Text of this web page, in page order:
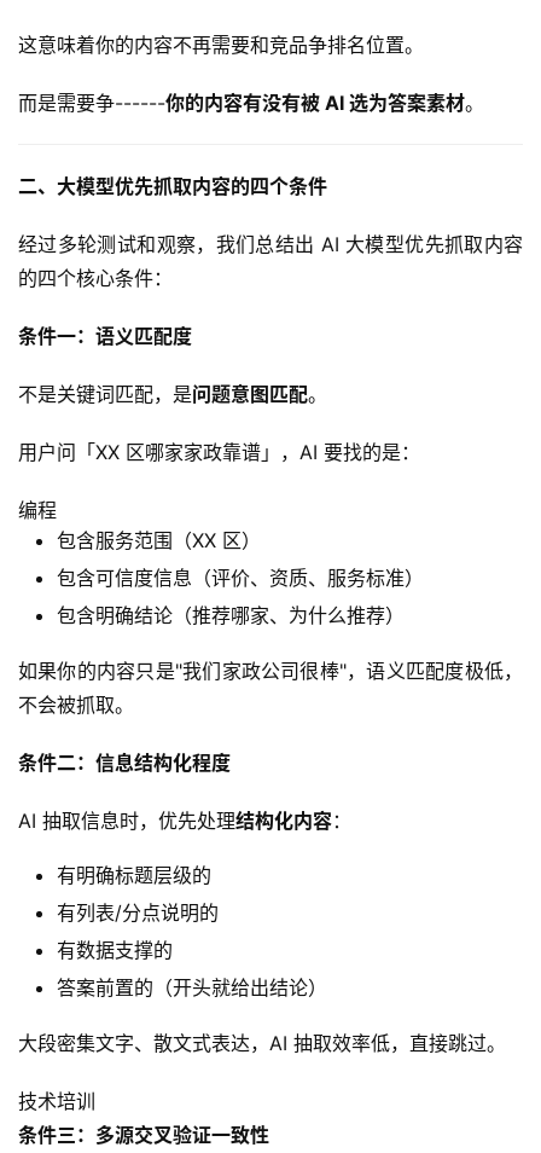
这意味着你的内容不再需要和竞品争排名位置。
而是需要争------你的内容有没有被 AI 选为答案素材。
二、大模型优先抓取内容的四个条件
经过多轮测试和观察，我们总结出 AI 大模型优先抓取内容
的四个核心条件：
条件一：语义匹配度
不是关键词匹配，是问题意图匹配。
用户问「XX 区哪家家政靠谱」，AI 要找的是：
编程
包含服务范围（XX 区）
包含可信度信息（评价、资质、服务标准）
包含明确结论（推荐哪家、为什么推荐）
如果你的内容只是"我们家政公司很棒"，语义匹配度极低，
不会被抓取。
条件二：信息结构化程度
AI 抽取信息时，优先处理结构化内容：
有明确标题层级的
有列表/分点说明的
有数据支撑的
答案前置的（开头就给出结论）
大段密集文字、散文式表达，AI 抽取效率低，直接跳过。
技术培训
条件三：多源交叉验证一致性